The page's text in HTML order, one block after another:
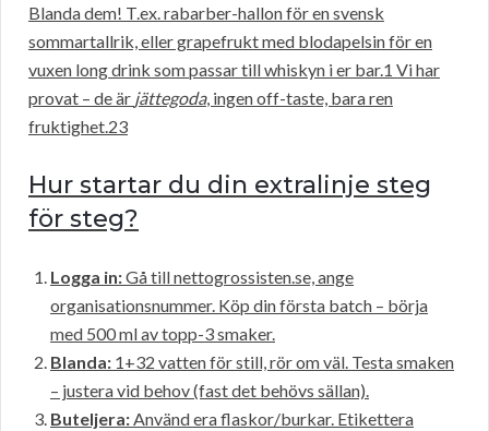
Blanda dem! T.ex. rabarber-hallon för en svensk
sommartallrik, eller grapefrukt med blodapelsin för en
vuxen long drink som passar till whiskyn i er bar.1 Vi har
provat – de är jättegoda, ingen off-taste, bara ren
fruktighet.23
Hur startar du din extralinje steg
för steg?
Logga in:Gå till nettogrossisten.se, ange
organisationsnummer. Köp din första batch – börja
med 500 ml av topp-3 smaker.
Blanda: 1+32 vatten för still, rör om väl. Testa smaken
– justera vid behov (fast det behövs sällan).
Buteljera:Använd era flaskor/burkar. Etikettera